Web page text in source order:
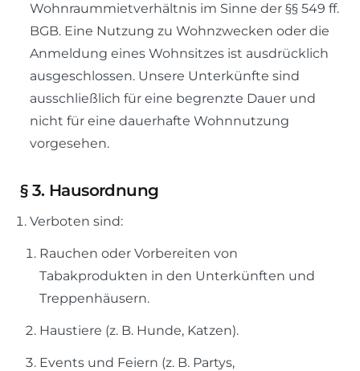
Wohnraummietverhältnis im Sinne der §§ 549 ff.
BGB. Eine Nutzung zu Wohnzwecken oder die
Anmeldung eines Wohnsitzes ist ausdrücklich
ausgeschlossen. Unsere Unterkünfte sind
ausschließlich für eine begrenzte Dauer und
nicht für eine dauerhafte Wohnnutzung
vorgesehen.
§ 3. Hausordnung
Verboten sind:
Rauchen oder Vorbereiten von
Tabakprodukten in den Unterkünften und
Treppenhäusern.
Haustiere (z. B. Hunde, Katzen).
Events und Feiern (z. B. Partys,